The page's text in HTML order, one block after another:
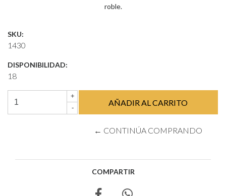
roble.
SKU:
1430
DISPONIBILIDAD:
18
+
-
← CONTINÚA COMPRANDO
COMPARTIR